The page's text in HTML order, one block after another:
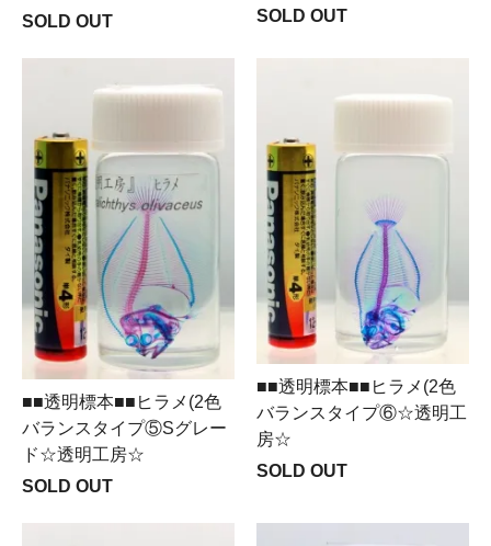
SOLD OUT
SOLD OUT
■■透明標本■■ヒラメ(2色
バランスタイプ⑤Sグレー
ド☆透明工房☆
SOLD OUT
■■透明標本■■ヒラメ(2色
バランスタイプ⑥☆透明工
房☆
SOLD OUT